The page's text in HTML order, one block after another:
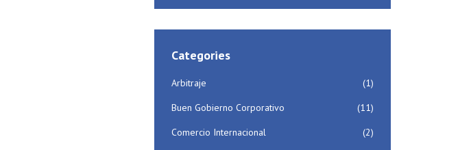
Categories
Arbitraje
(1)
Buen Gobierno Corporativo
(11)
Comercio Internacional
(2)